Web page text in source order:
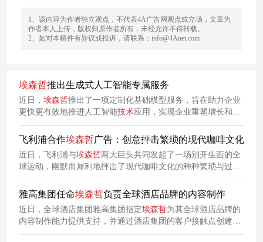
1、该内容为作者独立观点，不代表4A广告网观点或立场，文章为
作者本人上传，版权归原作者所有，未经允许不得转载。
2、如对本稿件有异议或投诉，请联系：info@4Anet.com
埃森哲推出生成式人工智能专属服务
近日， 埃森哲推出了一项定制化基础模型服务，旨在助力企业
更快更有效地推进人工智能技术应用，实现企业重塑增长和韧
性运营。埃森哲调研显示，74%的高管计划在2024年增加与人
工智能相关的支出，而去年这一比例为50%。企业已从概念验
证迈向使用专有数据来定制基础模型，越来越多的企业已认识
到生成式人工智能在推动创新和实现业务目标方面的价值和潜
力。
飞利浦合作埃森哲广告：创意抨击繁琐的现代咖啡文化
近日，飞利浦与埃森哲两大巨头共同发起了一场别开生面的全
球运动，幽默而犀利地抨击了现代咖啡文化的种种繁琐与过
度，这也是为了推出飞利浦全新款浓缩咖啡机。 为了将这款新
机器定位为咖啡领域的一次革命性变革，团队决定采取一种大
胆而独特的宣传方式，以将其与其他同类产品区别开来。他们
希望通过这场运动，让更多的人认识到飞利浦新型浓缩咖啡机
的优势与魅力，让人们在享受美味的同时，也感受到了前所未
有的轻松与便捷。再也
雅高集团任命埃森哲负责全球酒店品牌的内容制作
近日，全球酒店集团雅高集团指定埃森哲为其全球酒店品牌的
内容制作能力提供支持，并通过酒店集团的客户接触点创建个
性化的营销和传播内容。